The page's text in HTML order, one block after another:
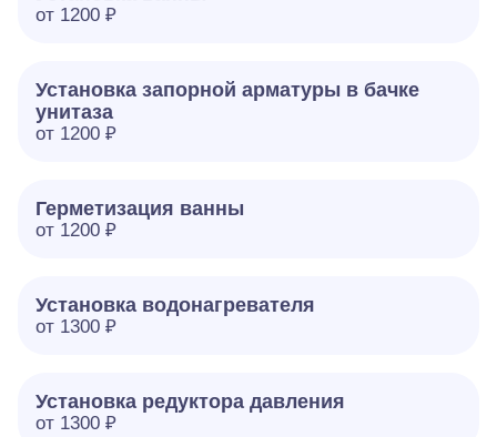
от 1200 ₽
Установка запорной арматуры в бачке
унитаза
от 1200 ₽
Герметизация ванны
от 1200 ₽
Установка водонагревателя
от 1300 ₽
Установка редуктора давления
от 1300 ₽